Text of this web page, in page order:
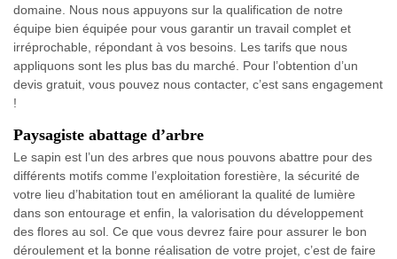
domaine. Nous nous appuyons sur la qualification de notre
équipe bien équipée pour vous garantir un travail complet et
irréprochable, répondant à vos besoins. Les tarifs que nous
appliquons sont les plus bas du marché. Pour l’obtention d’un
devis gratuit, vous pouvez nous contacter, c’est sans engagement
!
Paysagiste abattage d’arbre
Le sapin est l’un des arbres que nous pouvons abattre pour des
différents motifs comme l’exploitation forestière, la sécurité de
votre lieu d’habitation tout en améliorant la qualité de lumière
dans son entourage et enfin, la valorisation du développement
des flores au sol. Ce que vous devrez faire pour assurer le bon
déroulement et la bonne réalisation de votre projet, c’est de faire